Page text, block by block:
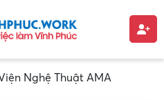
Nghệ Thuật AMA